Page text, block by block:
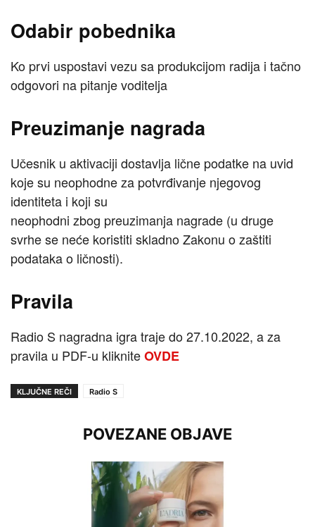
Odabir pobednika
Ko prvi uspostavi vezu sa produkcijom radija i tačno
odgovori na pitanje voditelja
Preuzimanje nagrada
Učesnik u aktivaciji dostavlja lične podatke na uvid
koje su neophodne za potvrđivanje njegovog
identiteta i koji su
neophodni zbog preuzimanja nagrade (u druge
svrhe se neće koristiti skladno Zakonu o zaštiti
podataka o ličnosti).
Pravila
Radio S nagradna igra traje do 27.10.2022, a za
pravila u PDF-u klikniteOVDE
KLJUČNE REČI Radio S
POVEZANE OBJAVE